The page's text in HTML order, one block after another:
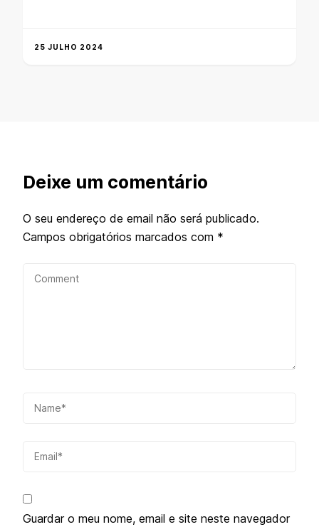
25 JULHO 2024
Deixe um comentário
O seu endereço de email não será publicado.
Campos obrigatórios marcados com *
Guardar o meu nome, email e site neste navegador